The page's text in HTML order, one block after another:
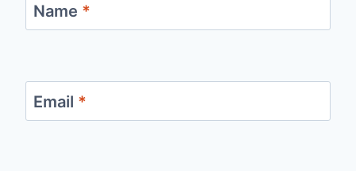
Name *
Email *